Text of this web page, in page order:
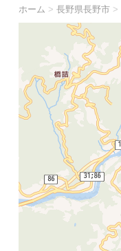
ホーム > 長野県長野市>